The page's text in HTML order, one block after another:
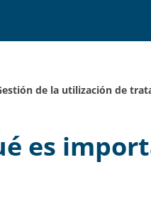
de la utilización de
es